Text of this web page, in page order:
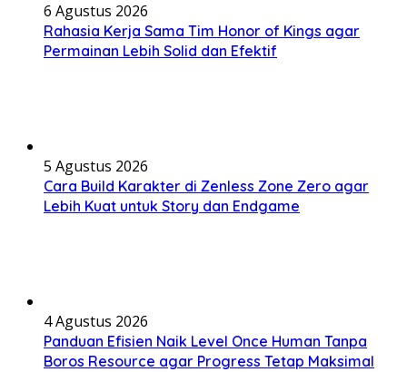
6 Agustus 2026
Rahasia Kerja Sama Tim Honor of Kings agar
Permainan Lebih Solid dan Efektif
5 Agustus 2026
Cara Build Karakter di Zenless Zone Zero agar
Lebih Kuat untuk Story dan Endgame
4 Agustus 2026
Panduan Efisien Naik Level Once Human Tanpa
Boros Resource agar Progress Tetap Maksimal